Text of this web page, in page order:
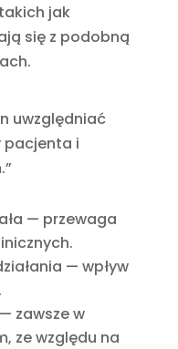
jak
się z podobną
uwzględniać
pacjenta i
— przewaga
— wpływ
zawsze w
ze względu na